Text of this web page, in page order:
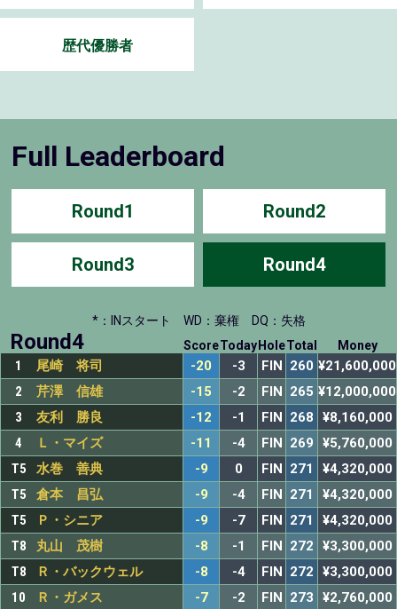
歴代優勝者
Full Leaderboard
Round1 Round2
Round3 Round4
*：INスタート WD：棄権 DQ：失格
Round4 ScoreToday HoleTotal Money
1 尾崎 将司 -20 -3 FIN 260 ¥21,600,000
2
芹澤 信雄 -15 -2 FIN 265 ¥12,000,000
3
友利 勝良 -12 -1 FIN 268
¥8,160,000
4
Ｌ・マイズ -11 -4 FIN 269
¥5,760,000
T5
水巻 善典 -9 0 FIN 271
¥4,320,000
T5
倉本 昌弘 -9 -4 FIN 271
¥4,320,000
T5
Ｐ・シニア -9 -7 FIN 271
¥4,320,000
T8
丸山 茂樹 -8 -1 FIN 272
¥3,300,000
T8
Ｒ・バックウェル -8 -4 FIN 272
¥3,300,000
10
Ｒ・ガメス -7 -2 FIN 273
¥2,760,000